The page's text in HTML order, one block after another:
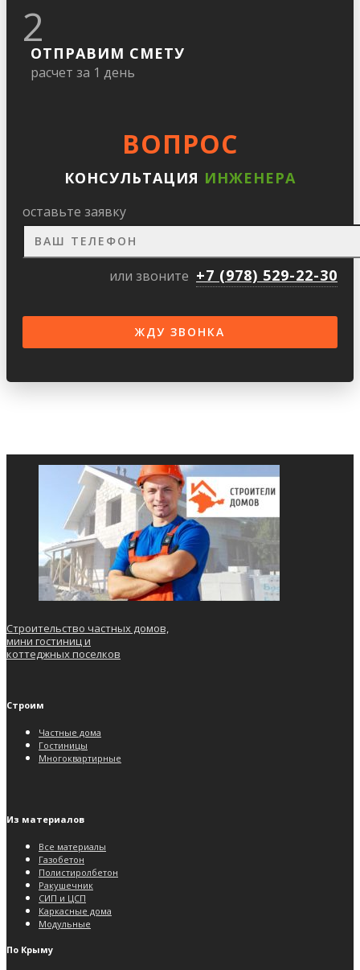
2
ОТПРАВИМ СМЕТУ
расчет за 1 день
ВОПРОС
КОНСУЛЬТАЦИЯ ИНЖЕНЕРА
оставьте заявку
или звоните +7 (978) 529-22-30
Строительство частных домов,
мини гостиниц и
коттеджных поселков
Строим
Частные дома
Гостиницы
Многоквартирные
Из материалов
Все материалы
Газобетон
Полистиролбетон
Ракушечник
СИП и ЦСП
Каркасные дома
Модульные
По Крыму